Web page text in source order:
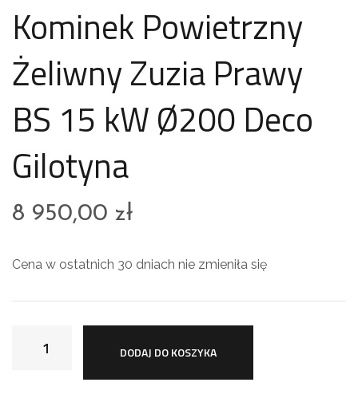
Kominek Powietrzny
Żeliwny Zuzia Prawy
BS 15 kW Ø200 Deco
Gilotyna
8 950,00 zł
Cena w ostatnich 30 dniach nie zmieniła się
DODAJ DO KOSZYKA